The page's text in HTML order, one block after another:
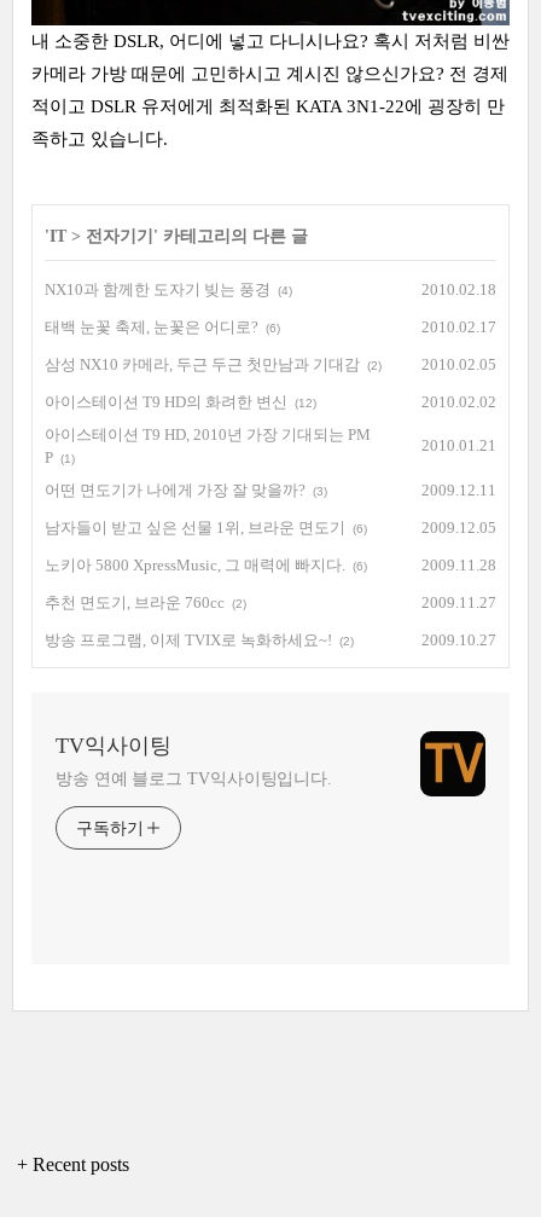
내 소중한 DSLR, 어디에 넣고 다니시나요? 혹시 저처럼 비싼
카메라 가방 때문에 고민하시고 계시진 않으신가요? 전 경제
적이고 DSLR 유저에게 최적화된 KATA 3N1-22에 굉장히 만
족하고 있습니다.
'IT > 전자기기 ' 카테고리의 다른 글
NX10과 함께한 도자기 빚는 풍경 (4) 2010.02.18
태백 눈꽃 축제, 눈꽃은 어디로? (6) 2010.02.17
삼성 NX10 카메라, 두근 두근 첫만남과 기대감 (2) 2010.02.05
아이스테이션 T9 HD의 화려한 변신 (12)
2010.02.02
아이스테이션 T9 HD, 2010년 가장 기대되는 PM
P (1)
2010.01.21
어떤 면도기가 나에게 가장 잘 맞을까? (3) 2009.12.11
남자들이 받고 싶은 선물 1위, 브라운 면도기 (6) 2009.12.05
노키아 5800 XpressMusic, 그 매력에 빠지다. (6) 2009.11.28
추천 면도기, 브라운 760cc (2) 2009.11.27
방송 프로그램, 이제 TVIX로 녹화하세요~! (2) 2009.10.27
TV익사이팅
방송 연예 블로그 TV익사이팅입니다.
구독하기
+ Recent posts